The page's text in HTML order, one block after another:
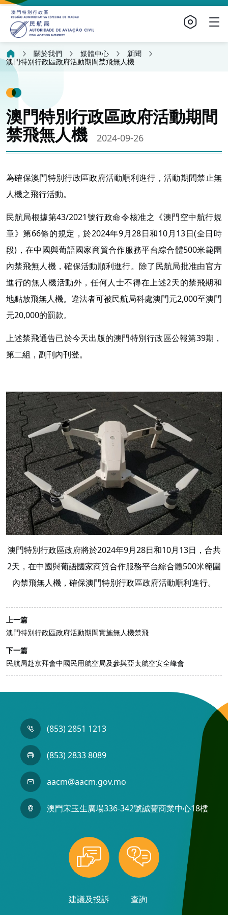
關於我們 媒體中心
新聞
澳門特別行政區政府活動期間禁飛無人機
澳門特別行政區政府活動期間
禁飛無人機
2024-09-26
為確保澳門特別行政區政府活動順利進行，活動期間禁止無
人機之飛行活動。
民航局根據第43/2021號行政命令核准之《澳門空中航行規
章》第66條的規定，於2024年9月28日和10月13日(全日時
段)，在中國與葡語國家商貿合作服務平台綜合體500米範圍
內禁飛無人機，確保活動順利進行。除了民航局批准由官方
進行的無人機活動外，任何人士不得在上述2天的禁飛期和
地點放飛無人機。違法者可被民航局科處澳門元2,000至澳門
元20,000的罰款。
上述禁飛通告已於今天出版的澳門特別行政區公報第39期，
第二組，副刊內刊登。
澳門特別行政區政府將於2024年9月28日和10月13日，合共
2天，在中國與葡語國家商貿合作服務平台綜合體500米範圍
內禁飛無人機，確保澳門特別行政區政府活動順利進行。
上一篇
澳門特別行政區政府活動期間實施無人機禁飛
下一篇
民航局赴京拜會中國民用航空局及參與亞太航空安全峰會
(853) 2851 1213
(853) 2833 8089
aacm@aacm.gov.mo
澳門宋玉生廣場336-342號誠豐商業中心18樓
建議及投訴 查詢